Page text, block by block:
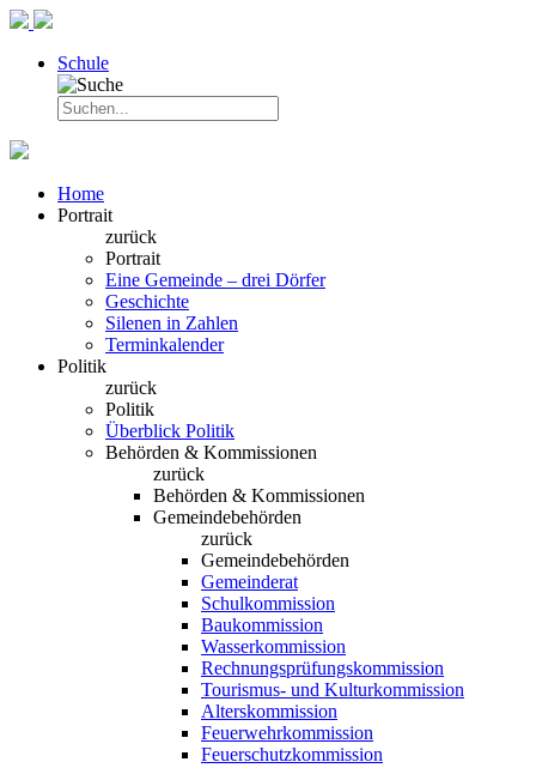
Schule
Home
Portrait
zurück
Portrait
Eine Gemeinde – drei Dörfer
Geschichte
Silenen in Zahlen
Terminkalender
Politik
zurück
Politik
Überblick Politik
Behörden & Kommissionen
zurück
Behörden & Kommissionen
Gemeindebehörden
zurück
Gemeindebehörden
Gemeinderat
Schulkommission
Baukommission
Wasserkommission
Rechnungsprüfungskommission
Tourismus- und Kulturkommission
Alterskommission
Feuerwehrkommission
Feuerschutzkommission